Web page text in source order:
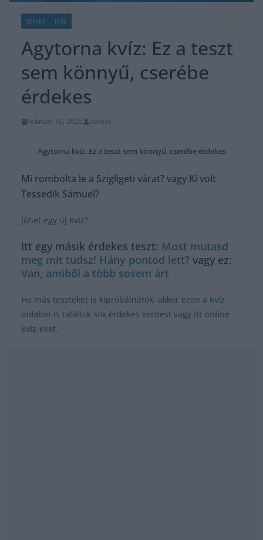
SZÍNES KVÍZ
Agytorna kvíz: Ez a teszt
sem könnyű, cserébe
érdekes
február 10, 2025 admin
Agytorna kvíz: Ez a teszt sem könnyű, cserébe érdekes
Mi rombolta le a Szigligeti várat? vagy Ki volt
Tessedik Sámuel?
Jöhet egy új kvíz?
Itt egy másik érdekes teszt: Most mutasd
meg mit tudsz! Hány pontod lett? vagy ez:
Van, amiből a több sosem árt
Ha más teszteket is kipróbálnátok, akkor ezen a kvíz
oldalon is találtok sok érdekes kérdést vagy itt online
kvíz-eket.